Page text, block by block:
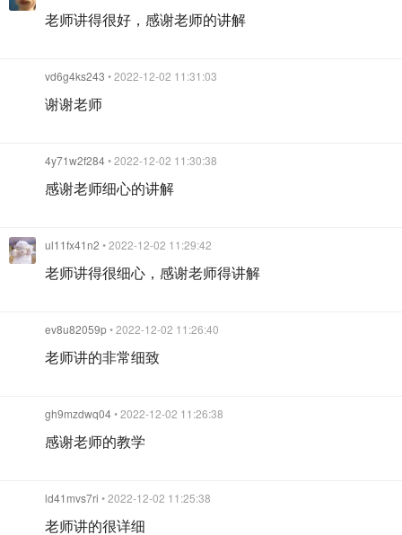
老师讲得很好，感谢老师的讲解
vd6g4ks243 • 2022-12-02 11:31:03
谢谢老师
4y71w2f284• 2022-12-02 11:30:38
感谢老师细心的讲解
ul11fx41n2 • 2022-12-02 11:29:42
老师讲得很细心，感谢老师得讲解
ev8u82059p• 2022-12-02 11:26:40
老师讲的非常细致
gh9mzdwq04• 2022-12-02 11:26:38
感谢老师的教学
ld41mvs7ri • 2022-12-02 11:25:38
老师讲的很详细